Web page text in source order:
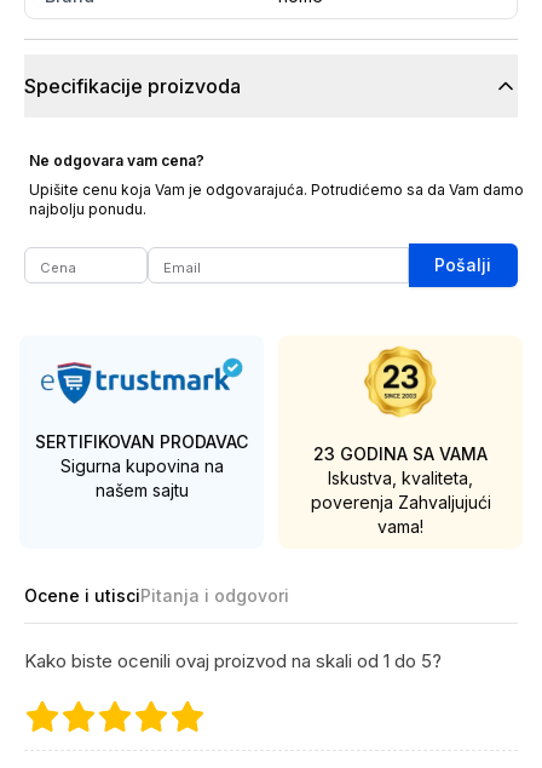
Specifikacije proizvoda
Ne odgovara vam cena?
Upišite cenu koja Vam je odgovarajuća. Potrudićemo sa da Vam damo
najbolju ponudu.
Pošalji
SERTIFIKOVAN PRODAVAC
Sigurna kupovina na
našem sajtu
23 GODINA SA VAMA
Iskustva, kvaliteta,
poverenja Zahvaljujući
vama!
Ocene i utisciPitanja i odgovori
Kako biste ocenili ovaj proizvod na skali od 1 do 5?